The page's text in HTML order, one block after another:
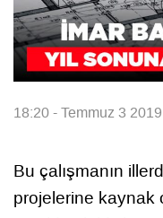
18:20 - Temmuz 3 2019
Bu çalışmanın
projelerine kaynak